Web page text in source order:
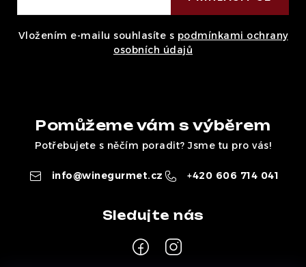
Pomůžeme vám s výběrem
Potřebujete s něčím poradit? Jsme tu pro vás!
info@winegurmet.cz +420 606 714 041
Vložením e-mailu souhlasíte s podmínkami ochrany
osobních údajů